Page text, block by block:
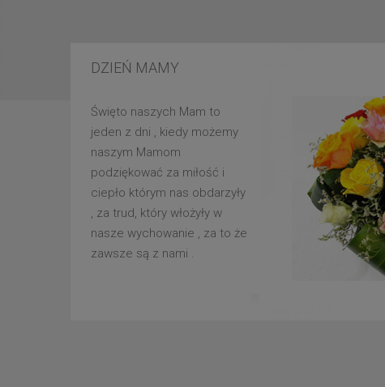
DZIEŃ MAMY
Święto naszych Mam to
jeden z dni , kiedy możemy
naszym Mamom
podziękować za miłość i
ciepło którym nas obdarzyły
, za trud, który włożyły w
nasze wychowanie , za to że
zawsze są z nami .